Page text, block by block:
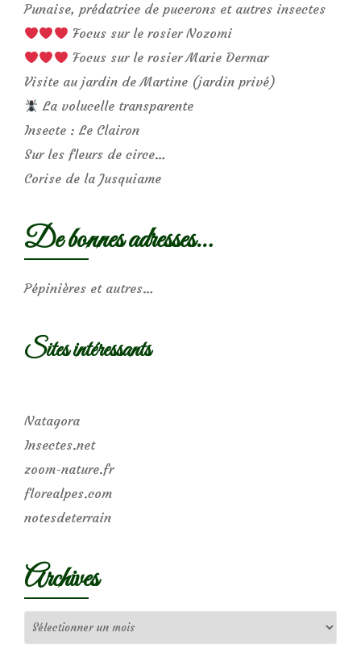
Punaise, prédatrice de pucerons et autres insectes
Focus sur le rosier Nozomi
Focus sur le rosier Marie Dermar
Visite au jardin de Martine (jardin privé)
La volucelle transparente
Insecte : Le Clairon
Sur les fleurs de circe…
Corise de la Jusquiame
De bonnes adresses…
Pépinières et autres…
Sites intéressants
Natagora
Insectes.net
zoom-nature.fr
florealpes.com
notesdeterrain
Archives